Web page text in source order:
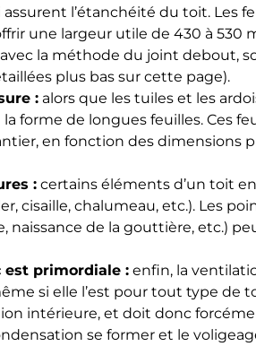
l’étanchéité du toit. Les
une largeur utile de 430 à 530
la méthode du joint debout,
plus bas sur cette page).
:alors que les tuiles et les
forme de longues feuilles. Ces
en fonction des dimensions
:certains éléments d’un toit
cisaille, chalumeau, etc.). Les
naissance de la gouttière, etc.)
est primordiale :enfin, la
si elle l’est pour tout type de
intérieure, et doit donc
se former et le